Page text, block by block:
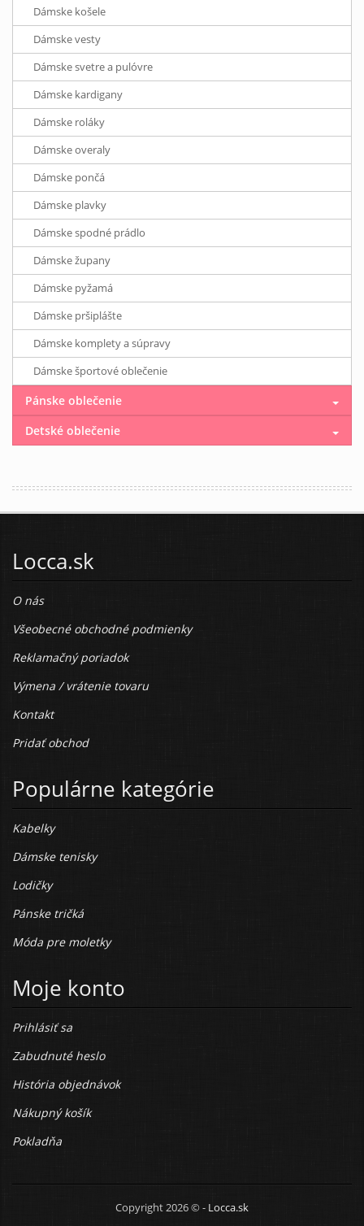
Dámske košele
Dámske vesty
Dámske svetre a pulóvre
Dámske kardigany
Dámske roláky
Dámske overaly
Dámske pončá
Dámske plavky
Dámske spodné prádlo
Dámske župany
Dámske pyžamá
Dámske pršiplášte
Dámske komplety a súpravy
Dámske športové oblečenie
Pánske oblečenie
Detské oblečenie
Locca.sk
O nás
Všeobecné obchodné podmienky
Reklamačný poriadok
Výmena / vrátenie tovaru
Kontakt
Pridať obchod
Populárne kategórie
Kabelky
Dámske tenisky
Lodičky
Pánske tričká
Móda pre moletky
Moje konto
Prihlásiť sa
Zabudnuté heslo
História objednávok
Nákupný košík
Pokladňa
Copyright 2026 © - Locca.sk